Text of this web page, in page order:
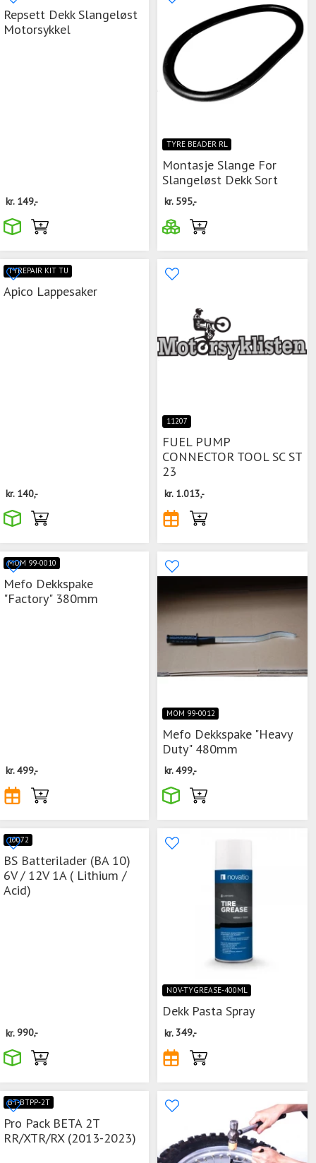
Repsett Dekk Slangeløst
Motorsykkel
kr. 149,-
TYRE BEADER RL
Montasje Slange For
Slangeløst Dekk Sort
kr. 595,-
TYREPAIR KIT TU
Apico Lappesaker
kr. 140,-
11207
FUEL PUMP
CONNECTOR TOOL SC ST
23
kr. 1.013,-
MOM 99-0010
Mefo Dekkspake
"Factory" 380mm
kr.499,-
MOM 99-0012
Mefo Dekkspake "Heavy
Duty" 480mm
kr.499,-
10072
BS Batterilader (BA 10)
6V / 12V 1A ( Lithium /
Acid)
kr.990,-
NOV-TYGREASE-400ML
Dekk Pasta Spray
kr. 349,-
BT-BTPP-2T
Pro Pack BETA 2T
RR/XTR/RX (2013-2023)